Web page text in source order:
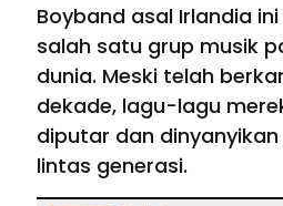
Boyband asal Irlandia
salah satu grup musik
dunia. Meski telah
dekade, lagu-lagu
diputar dan
lintas generasi.